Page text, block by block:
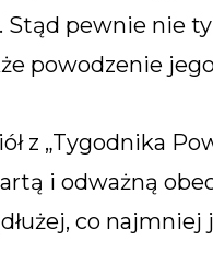
Stąd pewnie nie
powodzenie
z „Tygodnika
i odważną
co najmniej